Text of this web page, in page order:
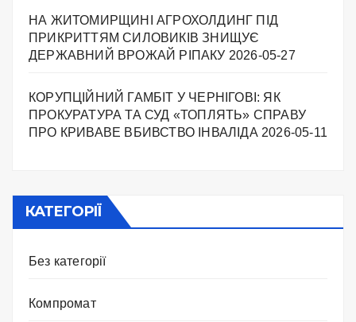
НА ЖИТОМИРЩИНІ АГРОХОЛДИНГ ПІД
ПРИКРИТТЯМ СИЛОВИКІВ ЗНИЩУЄ
ДЕРЖАВНИЙ ВРОЖАЙ РІПАКУ ​ 2026-05-27
КОРУПЦІЙНИЙ ГАМБІТ У ЧЕРНІГОВІ: ЯК
ПРОКУРАТУРА ТА СУД «ТОПЛЯТЬ» СПРАВУ
ПРО КРИВАВЕ ВБИВСТВО ІНВАЛІДА 2026-05-11
КАТЕГОРІЇ
Без категорії
Компромат